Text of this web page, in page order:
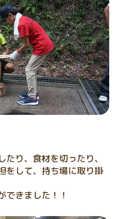
り、食材を切ったり、
をして、持ち場に取り掛
できました！！